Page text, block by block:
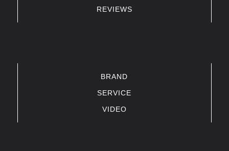
REVIEWS
BRAND
SERVICE
VIDEO